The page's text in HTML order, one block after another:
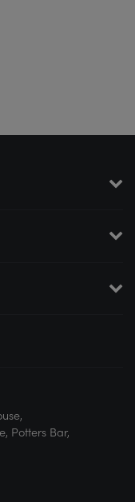
Potters Bar,